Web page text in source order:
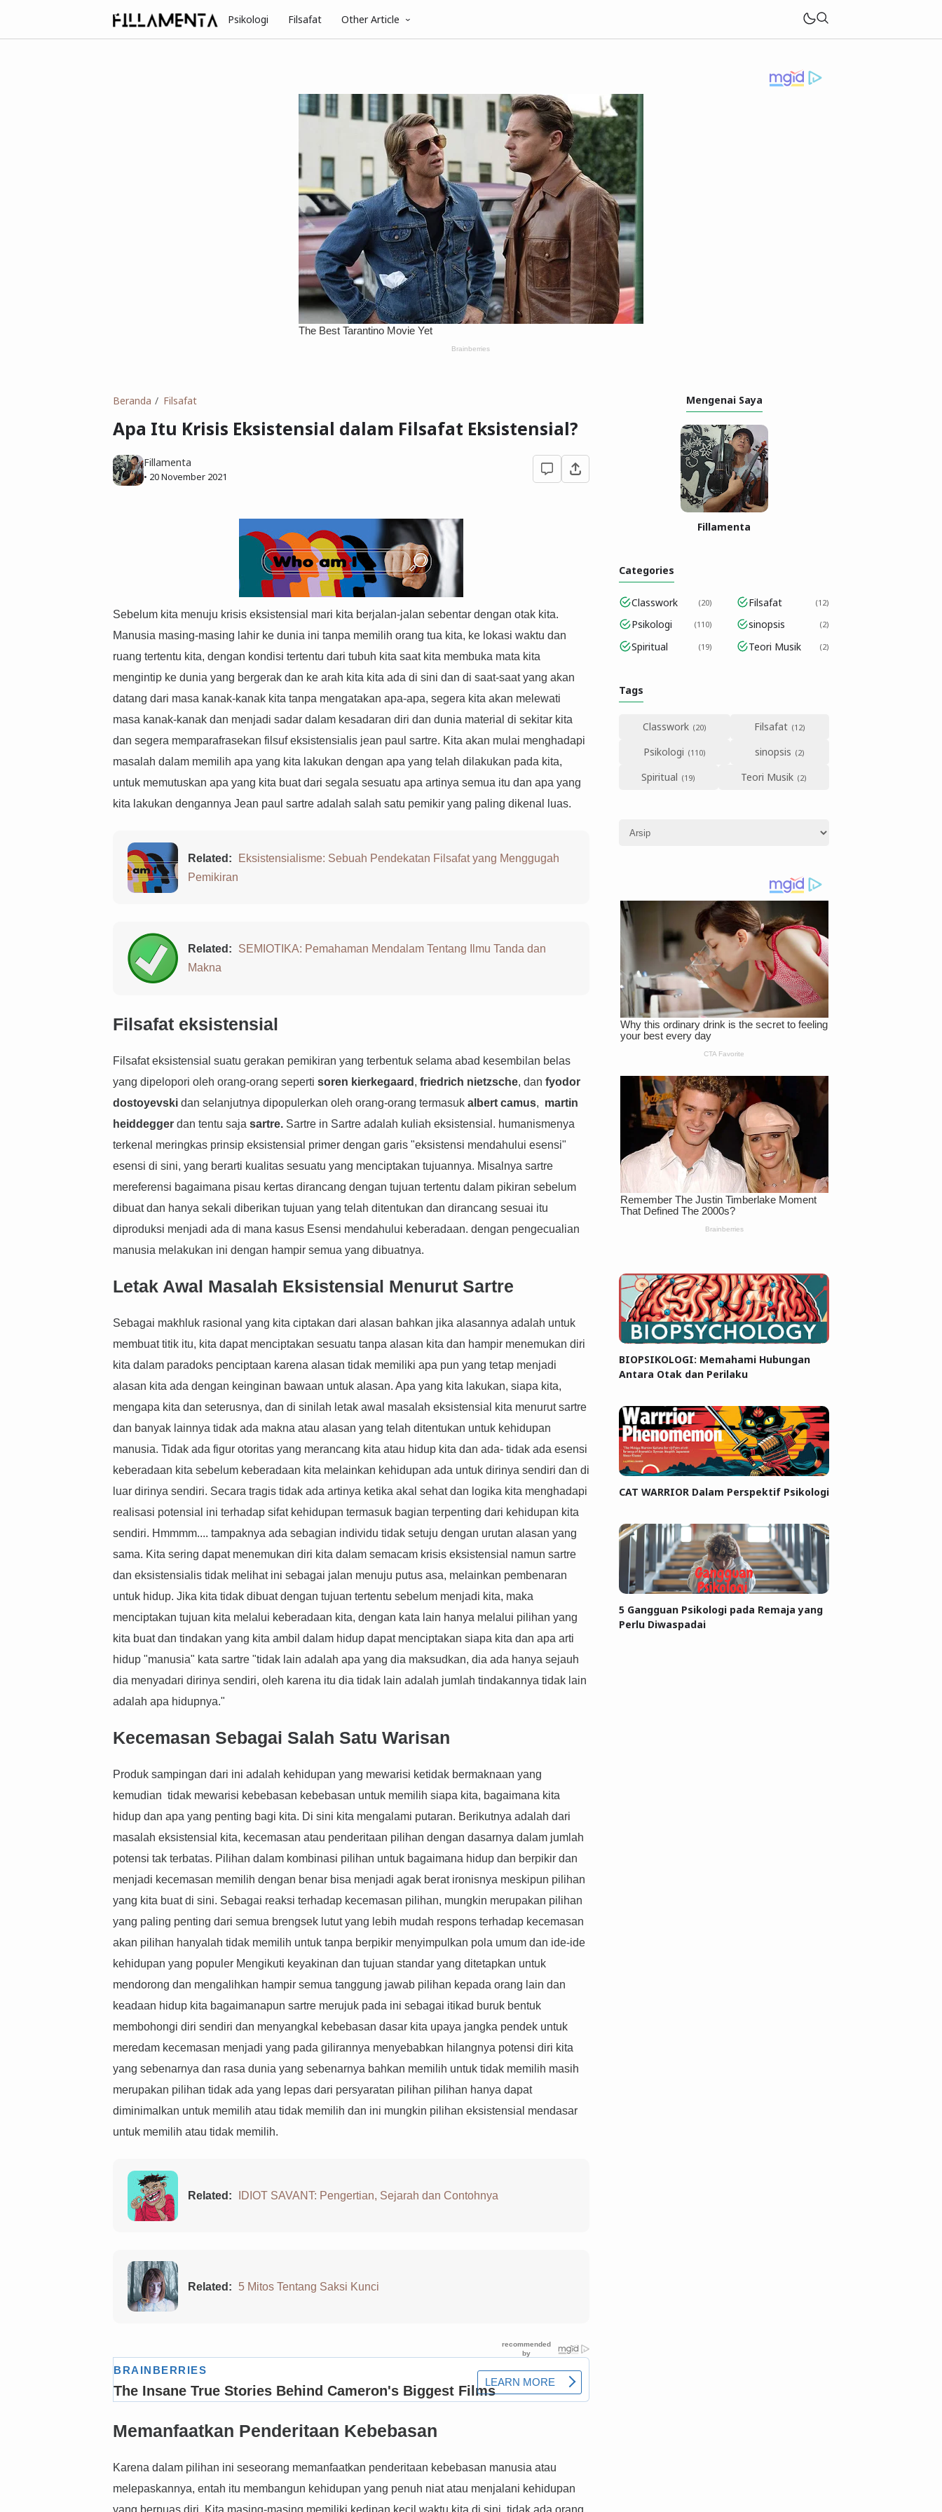
Psikologi Filsafat Other Article
Beranda Filsafat
Apa Itu Krisis Eksistensial dalam Filsafat Eksistensial?
Fillamenta
• 20 November 2021
Sebelum kita menuju krisis eksistensial mari kita berjalan-jalan sebentar dengan otak kita.
Manusia masing-masing lahir ke dunia ini tanpa memilih orang tua kita, ke lokasi waktu dan
ruang tertentu kita, dengan kondisi tertentu dari tubuh kita saat kita membuka mata kita
mengintip ke dunia yang bergerak dan ke arah kita kita ada di sini dan di saat-saat yang akan
datang dari masa kanak-kanak kita tanpa mengatakan apa-apa, segera kita akan melewati
masa kanak-kanak dan menjadi sadar dalam kesadaran diri dan dunia material di sekitar kita
dan segera memparafrasekan filsuf eksistensialis jean paul sartre. Kita akan mulai menghadapi
masalah dalam memilih apa yang kita lakukan dengan apa yang telah dilakukan pada kita,
untuk memutuskan apa yang kita buat dari segala sesuatu apa artinya semua itu dan apa yang
kita lakukan dengannya Jean paul sartre adalah salah satu pemikir yang paling dikenal luas.
Related:
Eksistensialisme: Sebuah Pendekatan Filsafat yang Menggugah
Pemikiran
Related:
SEMIOTIKA: Pemahaman Mendalam Tentang Ilmu Tanda dan
Makna
Filsafat eksistensial
Filsafat eksistensial suatu gerakan pemikiran yang terbentuk selama abad kesembilan belas
yang dipelopori oleh orang-orang seperti soren kierkegaard, friedrich nietzsche, dan fyodor
dostoyevski dan selanjutnya dipopulerkan oleh orang-orang termasuk albert camus, martin
heiddegger dan tentu saja sartre. Sartre in Sartre adalah kuliah eksistensial. humanismenya
terkenal meringkas prinsip eksistensial primer dengan garis "eksistensi mendahului esensi"
esensi di sini, yang berarti kualitas sesuatu yang menciptakan tujuannya. Misalnya sartre
mereferensi bagaimana pisau kertas dirancang dengan tujuan tertentu dalam pikiran sebelum
dibuat dan hanya sekali diberikan tujuan yang telah ditentukan dan dirancang sesuai itu
diproduksi menjadi ada di mana kasus Esensi mendahului keberadaan. dengan pengecualian
manusia melakukan ini dengan hampir semua yang dibuatnya.
Letak Awal Masalah Eksistensial Menurut Sartre
Sebagai makhluk rasional yang kita ciptakan dari alasan bahkan jika alasannya adalah untuk
membuat titik itu, kita dapat menciptakan sesuatu tanpa alasan kita dan hampir menemukan diri
kita dalam paradoks penciptaan karena alasan tidak memiliki apa pun yang tetap menjadi
alasan kita ada dengan keinginan bawaan untuk alasan. Apa yang kita lakukan, siapa kita,
mengapa kita dan seterusnya, dan di sinilah letak awal masalah eksistensial kita menurut sartre
dan banyak lainnya tidak ada makna atau alasan yang telah ditentukan untuk kehidupan
manusia. Tidak ada figur otoritas yang merancang kita atau hidup kita dan ada- tidak ada esensi
keberadaan kita sebelum keberadaan kita melainkan kehidupan ada untuk dirinya sendiri dan di
luar dirinya sendiri. Secara tragis tidak ada artinya ketika akal sehat dan logika kita menghadapi
realisasi potensial ini terhadap sifat kehidupan termasuk bagian terpenting dari kehidupan kita
sendiri. Hmmmm.... tampaknya ada sebagian individu tidak setuju dengan urutan alasan yang
sama. Kita sering dapat menemukan diri kita dalam semacam krisis eksistensial namun sartre
dan eksistensialis tidak melihat ini sebagai jalan menuju putus asa, melainkan pembenaran
untuk hidup. Jika kita tidak dibuat dengan tujuan tertentu sebelum menjadi kita, maka
menciptakan tujuan kita melalui keberadaan kita, dengan kata lain hanya melalui pilihan yang
kita buat dan tindakan yang kita ambil dalam hidup dapat menciptakan siapa kita dan apa arti
hidup "manusia" kata sartre "tidak lain adalah apa yang dia maksudkan, dia ada hanya sejauh
dia menyadari dirinya sendiri, oleh karena itu dia tidak lain adalah jumlah tindakannya tidak lain
adalah apa hidupnya."
Kecemasan Sebagai Salah Satu Warisan
Produk sampingan dari ini adalah kehidupan yang mewarisi ketidak bermaknaan yang
kemudian tidak mewarisi kebebasan kebebasan untuk memilih siapa kita, bagaimana kita
hidup dan apa yang penting bagi kita. Di sini kita mengalami putaran. Berikutnya adalah dari
masalah eksistensial kita, kecemasan atau penderitaan pilihan dengan dasarnya dalam jumlah
potensi tak terbatas. Pilihan dalam kombinasi pilihan untuk bagaimana hidup dan berpikir dan
menjadi kecemasan memilih dengan benar bisa menjadi agak berat ironisnya meskipun pilihan
yang kita buat di sini. Sebagai reaksi terhadap kecemasan pilihan, mungkin merupakan pilihan
yang paling penting dari semua brengsek lutut yang lebih mudah respons terhadap kecemasan
akan pilihan hanyalah tidak memilih untuk tanpa berpikir menyimpulkan pola umum dan ide-ide
kehidupan yang populer Mengikuti keyakinan dan tujuan standar yang ditetapkan untuk
mendorong dan mengalihkan hampir semua tanggung jawab pilihan kepada orang lain dan
keadaan hidup kita bagaimanapun sartre merujuk pada ini sebagai itikad buruk bentuk
membohongi diri sendiri dan menyangkal kebebasan dasar kita upaya jangka pendek untuk
meredam kecemasan menjadi yang pada gilirannya menyebabkan hilangnya potensi diri kita
yang sebenarnya dan rasa dunia yang sebenarnya bahkan memilih untuk tidak memilih masih
merupakan pilihan tidak ada yang lepas dari persyaratan pilihan pilihan hanya dapat
diminimalkan untuk memilih atau tidak memilih dan ini mungkin pilihan eksistensial mendasar
untuk memilih atau tidak memilih.
Related: IDIOT SAVANT: Pengertian, Sejarah dan Contohnya
Related: 5 Mitos Tentang Saksi Kunci
Memanfaatkan Penderitaan Kebebasan
Karena dalam pilihan ini seseorang memanfaatkan penderitaan kebebasan manusia atau
melepaskannya, entah itu membangun kehidupan yang penuh niat atau menjalani kehidupan
yang berpuas diri. Kita masing-masing memiliki kedipan kecil waktu kita di sini, tidak ada orang
Mengenai Saya
Fillamenta
Categories
Classwork 20 Filsafat 12
Psikologi 110 sinopsis 2
Spiritual 19 Teori Musik 2
Tags
Classwork
Filsafat
Psikologi
sinopsis
Spiritual
Teori Musik
BIOPSIKOLOGI: Memahami Hubungan
Antara Otak dan Perilaku
CAT WARRIOR Dalam Perspektif Psikologi
5 Gangguan Psikologi pada Remaja yang
Perlu Diwaspadai